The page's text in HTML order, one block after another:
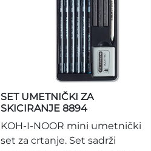
SET UMETNIČKI ZA
SKICIRANJE 8894
KOH-I-NOOR mini umetnički
set za crtanje. Set sadrži